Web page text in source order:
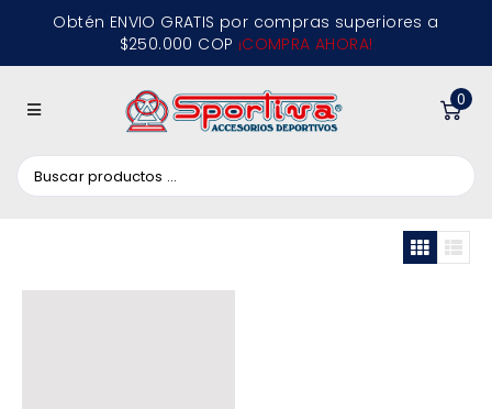
Obtén ENVIO GRATIS por compras superiores a
$250.000 COP ¡COMPRA AHORA!
0